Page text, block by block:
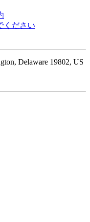
ください
Delaware 19802, US